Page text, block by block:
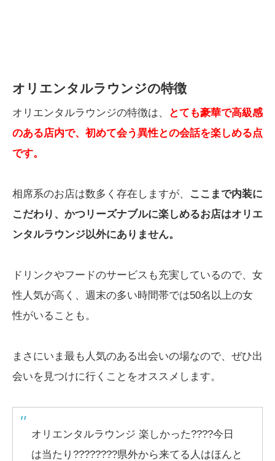
オリエンタルラウンジの特徴
オリエンタルラウンジの特徴は、
とても豪華で高級感
のある店内で、初めて会う異性との会話を楽しめる点
です。
相席系のお店は数多く存在しますが、
ここまで内装に
こだわり、かつリーズナブルに楽しめるお店はオリエ
ンタルラウンジ以外にありません。
ドリンクやフードのサービスも充実しているので、女
性人気が高く、週末の多い時間帯では50名以上の女
性がいることも。
まさにいま最も人気のある出会いの場なので、ぜひ出
会いを見つけに行くことをオススメします。
オリエンタルラウンジ 楽しかった????今日
は当たり????????県外から来てる人はほんと